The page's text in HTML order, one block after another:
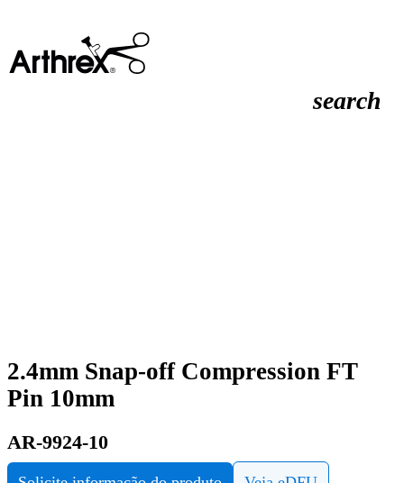
search
2.4mm Snap-off Compression FT
Pin 10mm
AR-9924-10